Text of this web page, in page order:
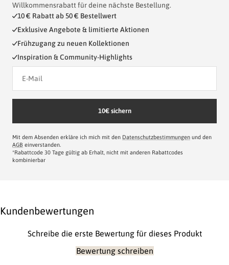
Willkommensrabatt für deine nächste Bestellung.
10 € Rabatt ab 50 € Bestellwert
Exklusive Angebote & limitierte Aktionen
Frühzugang zu neuen Kollektionen
Inspiration & Community-Highlights
10€ sichern
Mit dem Absenden erkläre ich mich mit den Datenschutzbestimmungen und den
AGB einverstanden.
*Rabattcode 30 Tage gültig ab Erhalt, nicht mit anderen Rabattcodes
kombinierbar
Kundenbewertungen
Schreibe die erste Bewertung für dieses Produkt
Bewertung schreiben